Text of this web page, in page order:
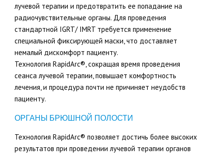
лучевой терапии и предотвратить ее попадание на
радиочувствительные органы. Для проведения
стандартной IGRT/ IMRT требуется применение
специальной фиксирующей маски, что доставляет
немалый дискомфорт пациенту.
Технология RapidArc®, сокращая время проведения
сеанса лучевой терапии, повышает комфортность
лечения, и процедура почти не причиняет неудобств
пациенту.
ОРГАНЫ БРЮШНОЙ ПОЛОСТИ
Технология RapidArc® позволяет достичь более высоких
результатов при проведении лучевой терапии органов